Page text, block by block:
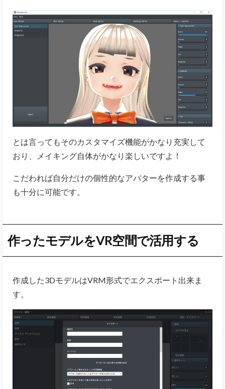
とは言ってもそのカスタマイズ機能がかなり充実して
おり、メイキング自体がかなり楽しいですよ！
こだわれば自分だけの個性的なアバターを作成する事
も十分に可能です。
作ったモデルをVR空間で活用する
作成した3DモデルはVRM形式でエクスポート出来ま
す。